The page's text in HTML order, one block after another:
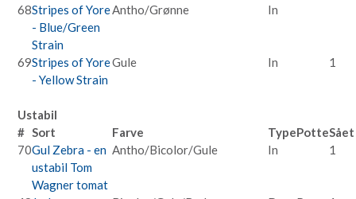
68Stripes of Yore
- Blue/Green
Strain
Antho/Grønne In
69Stripes of Yore
- Yellow Strain
Gule In 1
Ustabil
# Sort Farve TypePotteSået
70Gul Zebra - en
ustabil Tom
Wagner tomat
Antho/Bicolor/Gule In 1